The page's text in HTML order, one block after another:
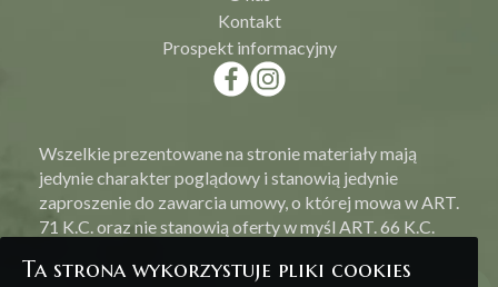
Kontakt
Prospekt informacyjny
Wszelkie prezentowane na stronie materiały mają
jedynie charakter poglądowy i stanowią jedynie
zaproszenie do zawarcia umowy, o której mowa w ART.
71 K.C. oraz nie stanowią oferty w myśl ART. 66 K.C.
Ta strona wykorzystuje pliki cookies